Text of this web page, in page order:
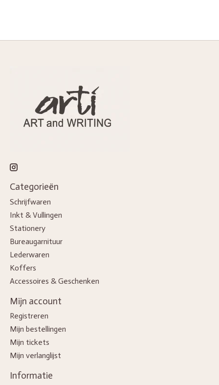
Categorieën
Schrijfwaren
Inkt & Vullingen
Stationery
Bureaugarnituur
Lederwaren
Koffers
Accessoires & Geschenken
Mijn account
Registreren
Mijn bestellingen
Mijn tickets
Mijn verlanglijst
Informatie